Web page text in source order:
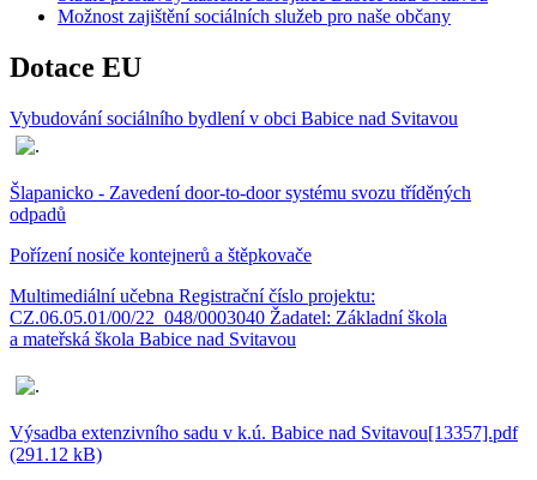
Možnost zajištění sociálních služeb pro naše občany
Dotace EU
Vybudování sociálního bydlení v obci Babice nad Svitavou
Šlapanicko - Zavedení door-to-door systému svozu tříděných
odpadů
Pořízení nosiče kontejnerů a štěpkovače
Multimediální učebna Registrační číslo projektu:
CZ.06.05.01/00/22_048/0003040 Žadatel: Základní škola
a mateřská škola Babice nad Svitavou
Výsadba extenzivního sadu v k.ú. Babice nad Svitavou[13357].pdf
(291.12 kB)